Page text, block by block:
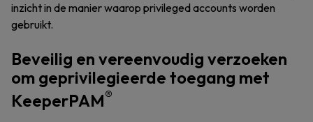
inzicht in de manier waarop privileged accounts worden
gebruikt.
Beveilig en vereenvoudig verzoeken
om geprivilegieerde toegang met
KeeperPAM®